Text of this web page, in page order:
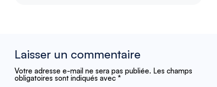
Laisser un commentaire
Votre adresse e-mail ne sera pas publiée. Les champs
obligatoires sont indiqués avec *